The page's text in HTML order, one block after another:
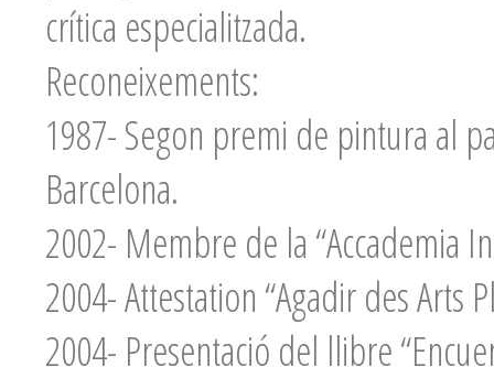
crítica especialitzada.
Reconeixements:
1987- Segon premi de pintura al
Barcelona.
2002- Membre de la “Accademia
2004- Attestation “Agadir des Arts
2004- Presentació del llibre